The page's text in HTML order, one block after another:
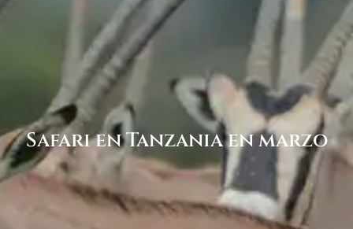
Safari en Tanzania en marzo